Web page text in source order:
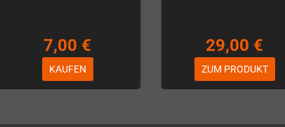
7,00 €
KAUFEN
29,00 €
ZUM PRODUKT